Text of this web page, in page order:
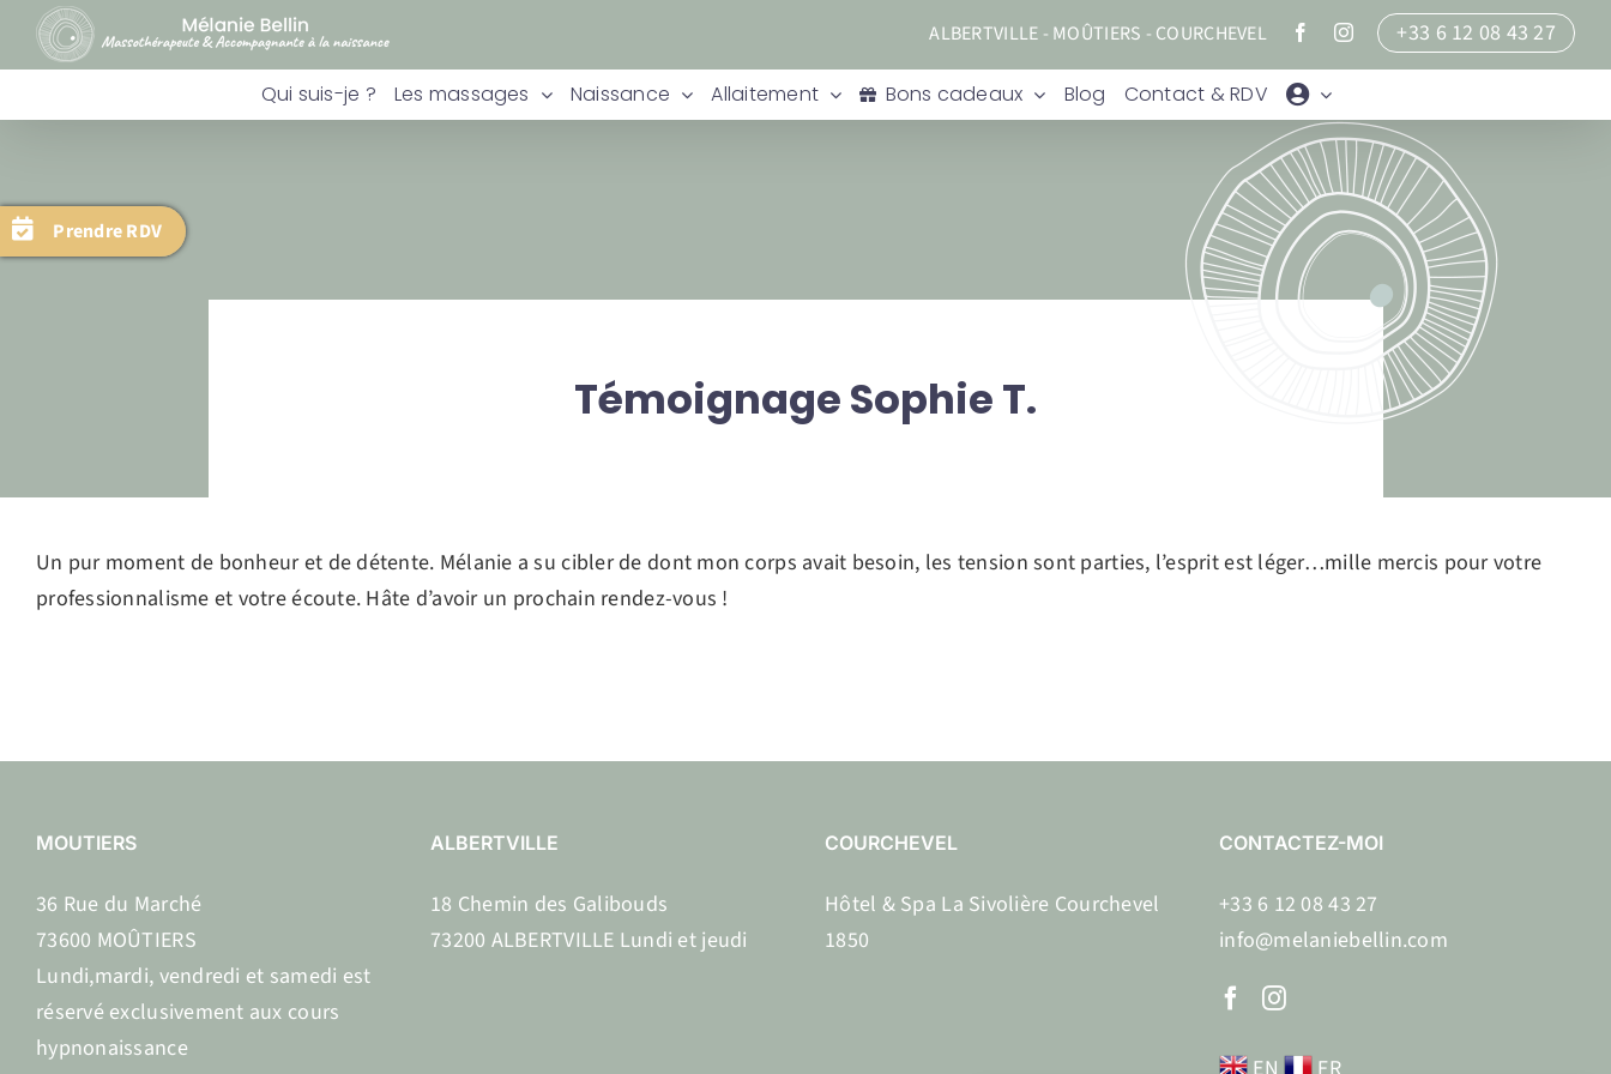
Skip
Prendre RDV
ALBERTVILLE - MOÛTIERS - COURCHEVEL FacebookInstagram+33 6 12 08 43 27
Qui suis-je ? Les massages Naissance Allaitement Bons cadeaux Blog Contact & RDV
Témoignage Sophie T.
Un pur moment de bonheur et de détente. Mélanie a su cibler de dont mon corps avait besoin, les tension sont parties, l’esprit est léger…mille mercis pour votre
professionnalisme et votre écoute. Hâte d’avoir un prochain rendez-vous !
MOUTIERS
36 Rue du Marché
73600 MOÛTIERS
Lundi,mardi, vendredi et samedi est
réservé exclusivement aux cours
hypnonaissance
ALBERTVILLE
18 Chemin des Galibouds
73200 ALBERTVILLE Lundi et jeudi
COURCHEVEL
Hôtel & Spa La Sivolière Courchevel
1850
CONTACTEZ-MOI
+33 6 12 08 43 27
info@melaniebellin.com